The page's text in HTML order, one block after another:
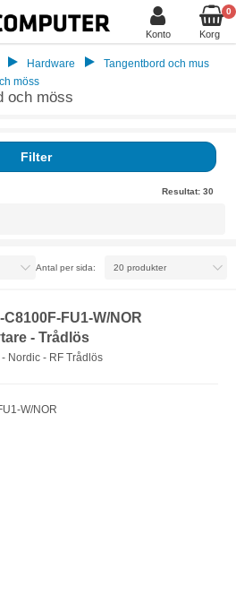
Konto
0
Korg
Hardware
Tangentbord och mus
möss
och möss
Filter
Resultat: 30
Antal per sida:
FU1-W/NOR
- Trådlös
Nordic - RF Trådlös
W/NOR